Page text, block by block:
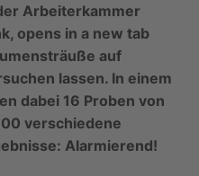
Arbeiterkammer
opens in a new tab
auf
lassen. In einem
dabei 16 Proben von
verschiedene
Alarmierend!